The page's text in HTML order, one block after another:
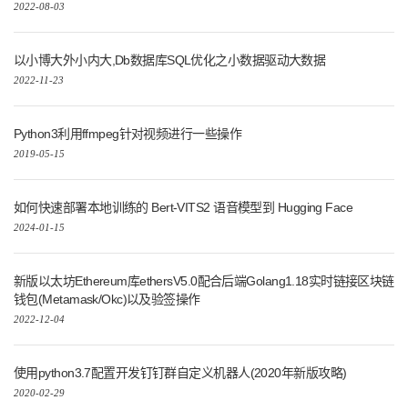
2022-08-03
以小博大外小内大,Db数据库SQL优化之小数据驱动大数据
2022-11-23
Python3利用ffmpeg针对视频进行一些操作
2019-05-15
如何快速部署本地训练的 Bert-VITS2 语音模型到 Hugging Face
2024-01-15
新版以太坊Ethereum库ethersV5.0配合后端Golang1.18实时链接区块链
钱包(Metamask/Okc)以及验签操作
2022-12-04
使用python3.7配置开发钉钉群自定义机器人(2020年新版攻略)
2020-02-29